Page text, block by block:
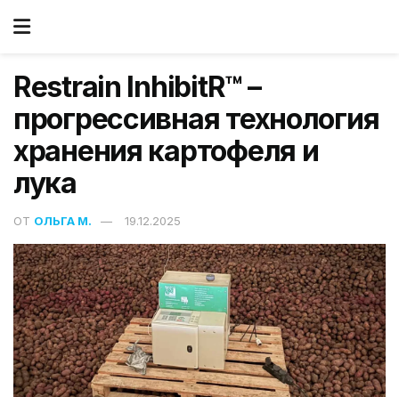
Restrain InhibitR™ –
прогрессивная технология
хранения картофеля и
лука
ОТ ОЛЬГА М. 19.12.2025